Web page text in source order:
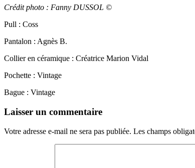
Crédit photo : Fanny DUSSOL ©
Pull : Coss
Pantalon : Agnès B.
Collier en céramique : Créatrice Marion Vidal
Pochette : Vintage
Bague : Vintage
Laisser un commentaire
Votre adresse e-mail ne sera pas publiée. Les champs